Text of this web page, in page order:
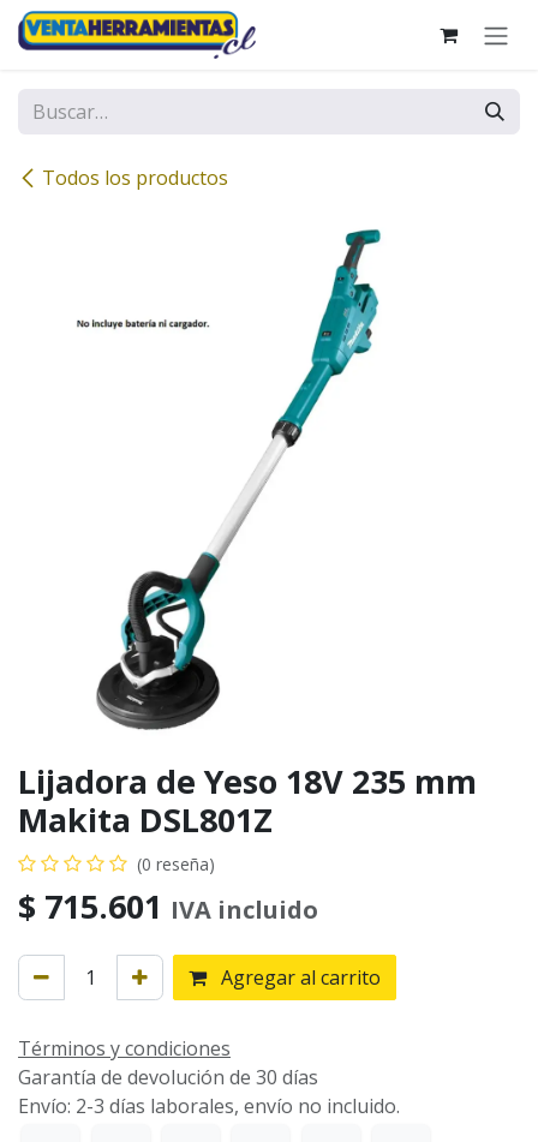
Ir al contenido
Todos los productos
Lijadora de Yeso 18V 235 mm
Makita DSL801Z
(0 reseña)
$ 715.601 IVA incluido
Agregar al carrito
Términos y condiciones
Garantía de devolución de 30 días
Envío: 2-3 días laborales, envío no incluido.